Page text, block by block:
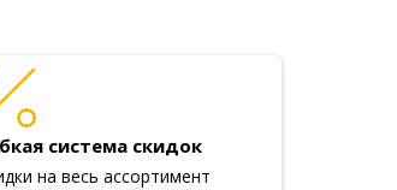
система скидок
на весь ассортимент